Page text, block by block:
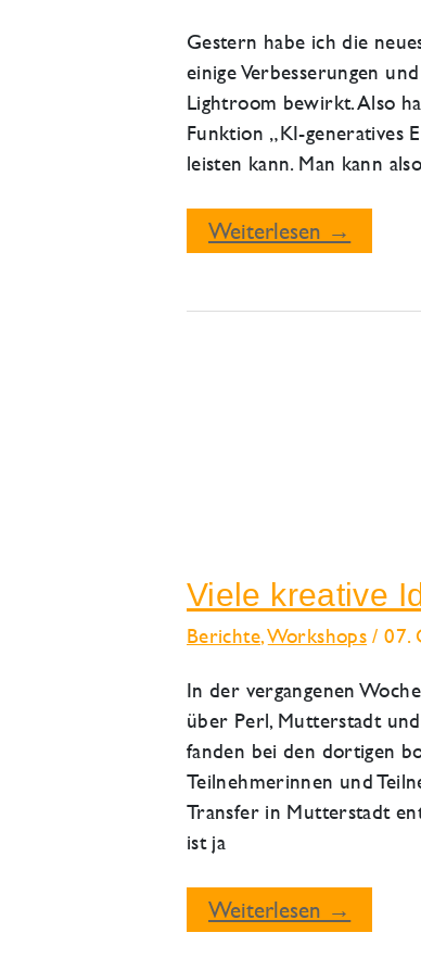
Gestern habe ich die
einige Verbesserungen
Lightroom bewirkt. Also
Funktion „KI-generatives
leisten kann. Man kann
Lightroom-
Zauberei
Weiterlesen →
Viele kreative
Berichte,Workshops /07.
In der vergangenen
über Perl, Mutterstadt
fanden bei den dortigen
Teilnehmerinnen und
Transfer in Mutterstadt
ist ja
Viele
kreative
Weiterlesen →